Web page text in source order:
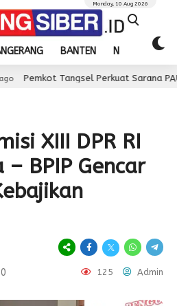
BANTEN NASIONAL
Monday, 10 Aug 2026
Tangsel Perkuat Sarana PAUD,
XIII DPR RI
– BPIP Gencar
125 Admin